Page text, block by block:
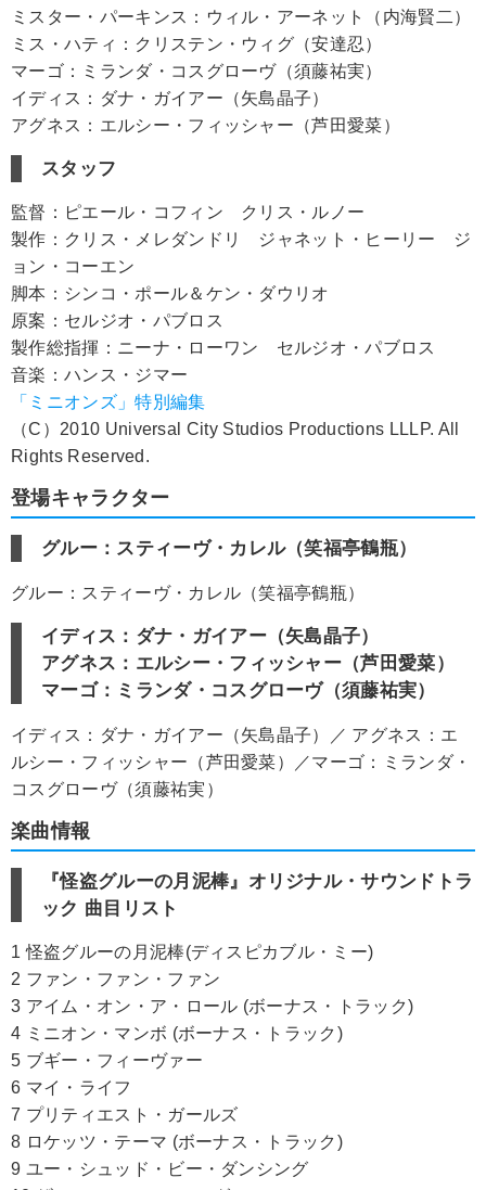
ミスター・パーキンス：ウィル・アーネット（内海賢二）
ミス・ハティ：クリステン・ウィグ（安達忍）
マーゴ：ミランダ・コスグローヴ（須藤祐実）
イディス：ダナ・ガイアー（矢島晶子）
アグネス：エルシー・フィッシャー（芦田愛菜）
スタッフ
監督：ピエール・コフィン クリス・ルノー
製作：クリス・メレダンドリ ジャネット・ヒーリー ジ
ョン・コーエン
脚本：シンコ・ポール＆ケン・ダウリオ
原案：セルジオ・パブロス
製作総指揮：ニーナ・ローワン セルジオ・パブロス
音楽：ハンス・ジマー
「ミニオンズ」特別編集
（C）2010 Universal City Studios Productions LLLP. All
Rights Reserved.
登場キャラクター
グルー：スティーヴ・カレル（笑福亭鶴瓶）
グルー：スティーヴ・カレル（笑福亭鶴瓶）
イディス：ダナ・ガイアー（矢島晶子）
アグネス：エルシー・フィッシャー（芦田愛菜）
マーゴ：ミランダ・コスグローヴ（須藤祐実）
イディス：ダナ・ガイアー（矢島晶子）／ アグネス：エ
ルシー・フィッシャー（芦田愛菜）／マーゴ：ミランダ・
コスグローヴ（須藤祐実）
楽曲情報
『怪盗グルーの月泥棒』オリジナル・サウンドトラ
ック 曲目リスト
1 怪盗グルーの月泥棒(ディスピカブル・ミー)
2 ファン・ファン・ファン
3 アイム・オン・ア・ロール (ボーナス・トラック)
4 ミニオン・マンボ (ボーナス・トラック)
5 ブギー・フィーヴァー
6 マイ・ライフ
7 プリティエスト・ガールズ
8 ロケッツ・テーマ (ボーナス・トラック)
9 ユー・シュッド・ビー・ダンシング